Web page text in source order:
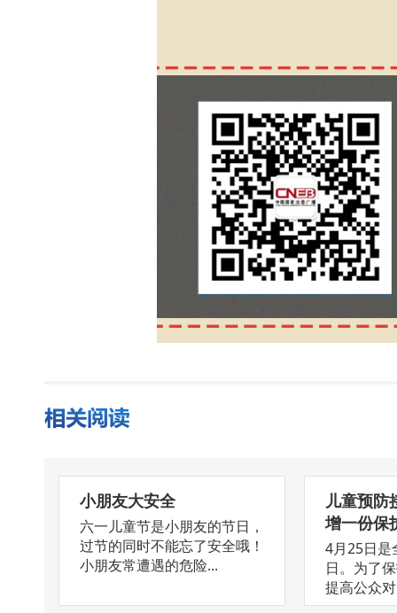
小朋友大安全
六一儿童节是小朋友的节日，
过节的同时不能忘了安全哦！
小朋友常遭遇的危险...
儿童预防
增一份保
4月25日是
日。为了
提高公众